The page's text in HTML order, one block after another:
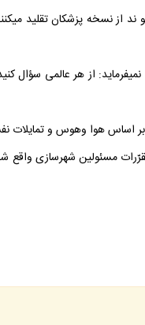
از نسخه پزشكان تقليد
اگر نمي‏دانيد از اهل ذكر سؤال كنيد.اين آيه
بر اساس هوا وهوس و تمايلات
مسئولين شهرسازى واقع